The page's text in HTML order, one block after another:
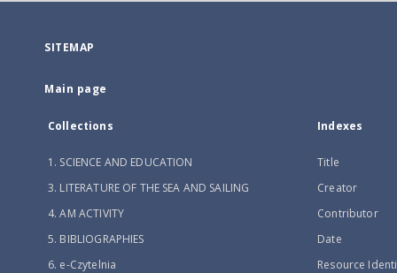
SITEMAP
Main page
Collections
1. SCIENCE AND EDUCATION
3. LITERATURE OF THE SEA AND SAILING
4. AM ACTIVITY
5. BIBLIOGRAPHIES
6. e-Czytelnia
Indexes
Title
Creator
Contributor
Date
Resource